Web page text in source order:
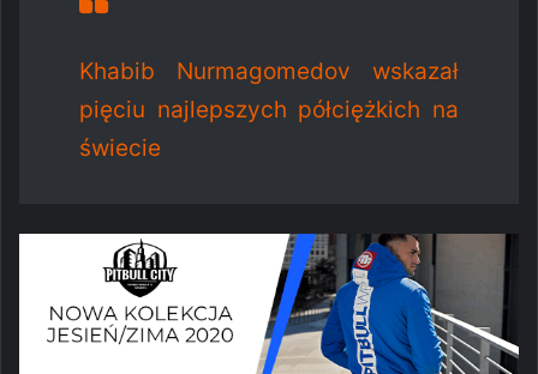
Khabib Nurmagomedov wskazał
pięciu najlepszych półciężkich na
świecie